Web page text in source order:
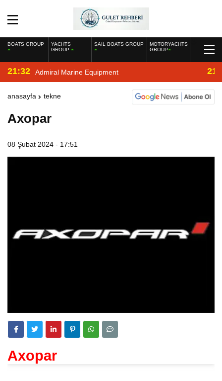
BOATS GROUP
YACHTS
GROUP
SAIL BOATS GROUP
MOTORYACHTS
GROUP
21:32 Admiral Marine Equipment
anasayfa tekne
Axopar
08 Şubat 2024 - 17:51
Axopar